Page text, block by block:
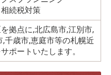
続税対策
拠点に,北広島市,江別市,
千歳市,恵庭市等の札幌近
ポートいたします。